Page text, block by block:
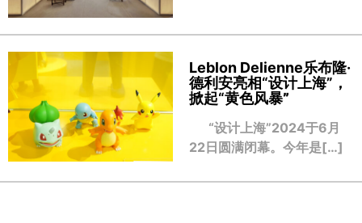
Leblon Delienne乐布隆·
德利安亮相“设计上海”，
掀起“黄色风暴”
“设计上海”2024于6月
22日圆满闭幕。今年是[…]